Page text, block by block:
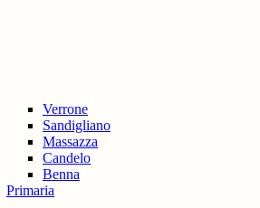
Verrone
Sandigliano
Massazza
Candelo
Benna
Primaria